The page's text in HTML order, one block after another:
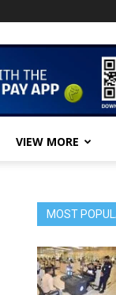
VIEW MORE
MOST